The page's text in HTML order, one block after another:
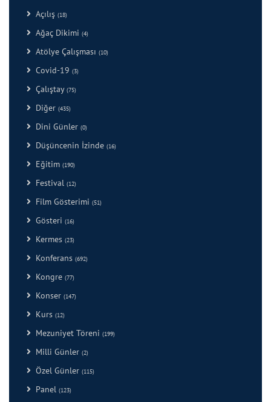
Açılış (18)
Ağaç Dikimi (4)
Atölye Çalışması (10)
Covid-19 (3)
Çalıştay (75)
Diğer (435)
Dini Günler (0)
Düşüncenin İzinde (16)
Eğitim (190)
Festival (12)
Film Gösterimi (51)
Gösteri (16)
Kermes (23)
Konferans (692)
Kongre (77)
Konser (147)
Kurs (12)
Mezuniyet Töreni (199)
Milli Günler (2)
Özel Günler (115)
Panel (123)